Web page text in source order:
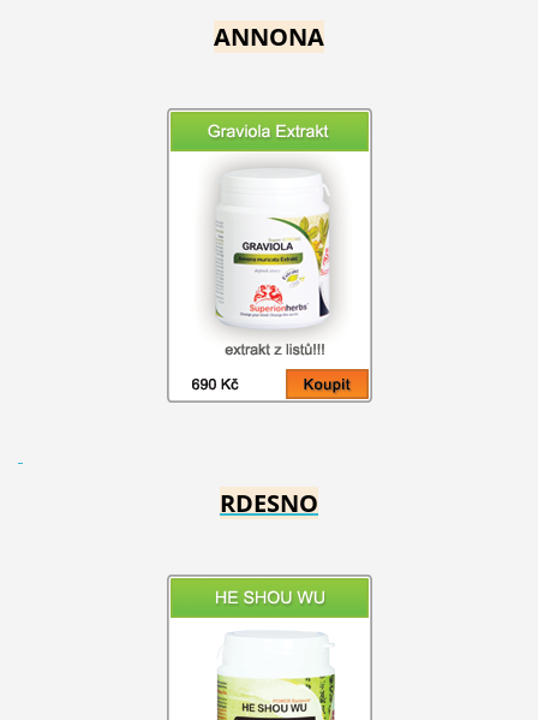
ANNONA
RDESNO